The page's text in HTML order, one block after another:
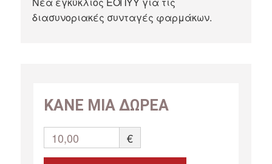
διασυνοριακές συνταγές φαρμάκων.
ΚΑΝΕ ΜΙΑ ΔΩΡΕΑ
10,00 €